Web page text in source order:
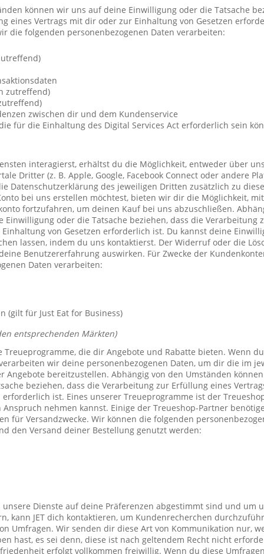
können wir uns auf deine Einwilligung oder die Tatsache
eines Vertrags mit dir oder zur Einhaltung von Gesetzen
die folgenden personenbezogenen Daten verarbeiten:
zutreffend)
zwischen dir und dem Kundenservice
für die Einhaltung des Digital Services Act erforderlich sein
interagierst, erhältst du die Möglichkeit, entweder über
Dritter (z. B. Apple, Google, Facebook Connect oder andere
Datenschutzerklärung des jeweiligen Dritten zusätzlich zu
bei uns erstellen möchtest, bieten wir dir die Möglichkeit,
fortzufahren, um deinen Kauf bei uns abzuschließen.
Einwilligung oder die Tatsache beziehen, dass die Verarbeitung
von Gesetzen erforderlich ist. Du kannst deine
lassen, indem du uns kontaktierst. Der Widerruf oder die
Benutzererfahrung auswirken. Für Zwecke der
Daten verarbeiten:
(gilt für Just Eat for Business)
entsprechenden Märkten)
Treueprogramme, die dir Angebote und Rabatte bieten. Wenn
wir deine personenbezogenen Daten, um dir die im
Angebote bereitzustellen. Abhängig von den Umständen
beziehen, dass die Verarbeitung zur Erfüllung eines
erforderlich ist. Eines unserer Treueprogramme ist der
nehmen kannst. Einige der Treueshop-Partner
für Versandzwecke. Wir können die folgenden
den Versand deiner Bestellung genutzt werden:
unsere Dienste auf deine Präferenzen abgestimmt sind und um
kann JET dich kontaktieren, um Kundenrecherchen
Umfragen. Wir senden dir diese Art von Kommunikation nur,
hast, es sei denn, diese ist nach geltendem Recht nicht
erfolgt vollkommen freiwillig. Wenn du diese